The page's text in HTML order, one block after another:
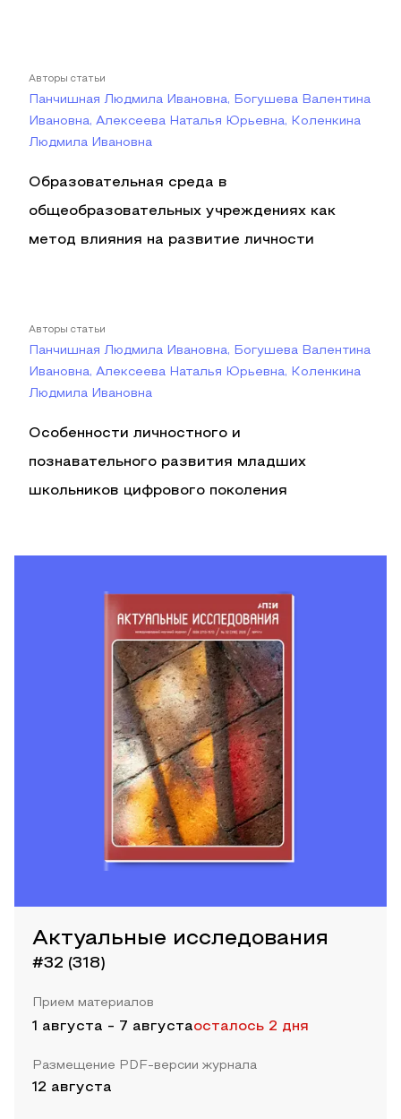
Авторы статьи
Панчишная Людмила Ивановна, Богушева Валентина
Ивановна, Алексеева Наталья Юрьевна, Коленкина
Людмила Ивановна
Образовательная среда в
общеобразовательных учреждениях как
метод влияния на развитие личности
Авторы статьи
Панчишная Людмила Ивановна, Богушева Валентина
Ивановна, Алексеева Наталья Юрьевна, Коленкина
Людмила Ивановна
Особенности личностного и
познавательного развития младших
школьников цифрового поколения
Актуальные исследования
#32 (318)
Прием материалов
1 августа - 7 августаосталось 2 дня
Размещение PDF-версии журнала
12 августа